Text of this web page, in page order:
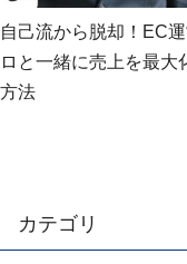
自己流から脱却！EC
ロと一緒に売上を最大
方法
カテゴリ